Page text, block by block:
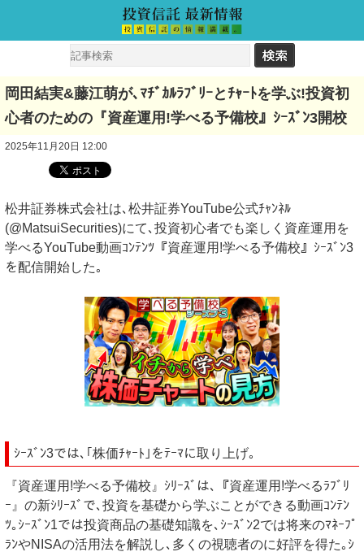
岡田結実&藤江萌が､ﾏﾁﾞｶﾙﾗﾌﾞﾘｰとﾁｬｰﾄを学ぶ!投資初
心者のための『資産運用!学べる予備校』ｼｰｽﾞﾝ3開校
2025年11月20日 12:00
松井証券株式会社は､松井証券YouTube公式ﾁｬﾝﾈﾙ
(@MatsuiSecurities)にて､投資初心者でも楽しく資産運用を
学べるYouTube動画ｺﾝﾃﾝﾂ『資産運用!学べる予備校』ｼｰｽﾞﾝ3
を配信開始した｡
ｼｰｽﾞﾝ3では､｢株価ﾁｬｰﾄ｣をﾃｰﾏに取り上げ｡
『資産運用!学べる予備校』ｼﾘｰｽﾞは､『資産運用!学べるﾗﾌﾞﾘ
ｰ』の新ｼﾘｰｽﾞで､投資を基礎から学ぶことができる動画ｺﾝﾃﾝ
ﾂ｡ｼｰｽﾞﾝ1では投資商品の基礎知識を､ｼｰｽﾞﾝ2では将来のﾏﾈｰﾌﾟ
ﾗﾝやNISAの活用法を解説し､多くの視聴者のに好評を得た｡ｼ